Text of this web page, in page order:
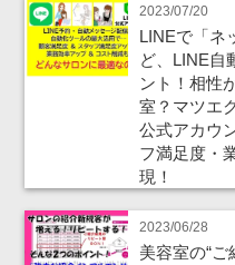
2023/07/20
LINEで「ネ
ど、LINE自
ント！相性
室？マツエ
公式アカウ
フ満足度・
現！
2023/06/28
美容室の“ご